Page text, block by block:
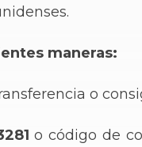
maneras:
o
o código de